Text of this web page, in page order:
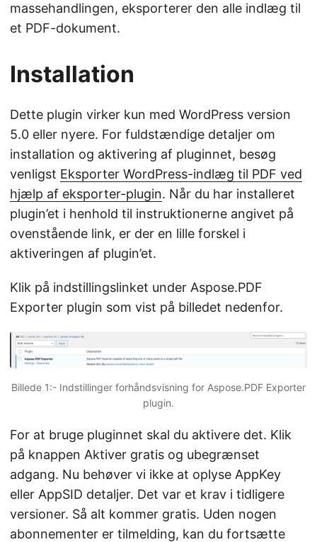
massehandlingen, eksporterer den alle indlæg til
et PDF-dokument.
Installation
Dette plugin virker kun med WordPress version
5.0 eller nyere. For fuldstændige detaljer om
installation og aktivering af pluginnet, besøg
venligst Eksporter WordPress-indlæg til PDF ved
hjælp af eksporter-plugin. Når du har installeret
plugin’et i henhold til instruktionerne angivet på
ovenstående link, er der en lille forskel i
aktiveringen af plugin’et.
Klik på indstillingslinket under Aspose.PDF
Exporter plugin som vist på billedet nedenfor.
Billede 1:- Indstillinger forhåndsvisning for Aspose.PDF Exporter
plugin.
For at bruge pluginnet skal du aktivere det. Klik
på knappen Aktiver gratis og ubegrænset
adgang. Nu behøver vi ikke at oplyse AppKey
eller AppSID detaljer. Det var et krav i tidligere
versioner. Så alt kommer gratis. Uden nogen
abonnementer er tilmelding, kan du fortsætte